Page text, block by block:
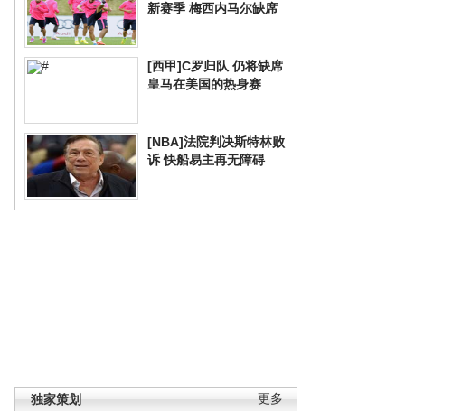
新赛季 梅西内马尔缺席
[西甲]C罗归队 仍将缺席
皇马在美国的热身赛
[NBA]法院判决斯特林败
诉 快船易主再无障碍
更多
独家策划